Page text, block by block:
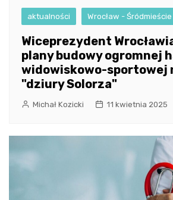
aktualności Wrocław - Śródmieście
Wiceprezydent
plany budowy ogromnej
widowiskowo-sportowej
"dziury Solorza"
Michał Kozicki 11 kwietnia 2025